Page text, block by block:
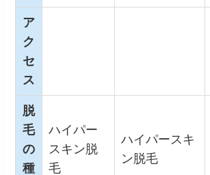
ア
ク
セ
ス
脱
毛
の
種
ハイパー
スキン脱
毛
ハイパースキ
ン脱毛